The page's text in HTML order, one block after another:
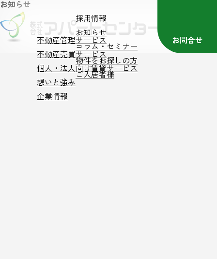
採用情報
お知らせ
コラム・セミナー
物件をお探しの方
ご入居者様
不動産管理サービス
不動産売買サービス
個人・法人向け賃貸サービス
想いと強み
企業情報
お問合せ
お知らせ